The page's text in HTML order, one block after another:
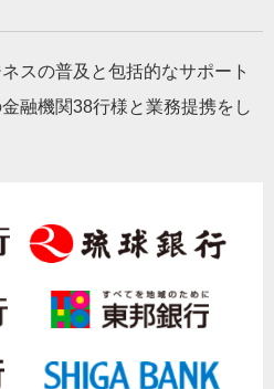
スの普及と包括的なサポート
融機関38行様と業務提携をし